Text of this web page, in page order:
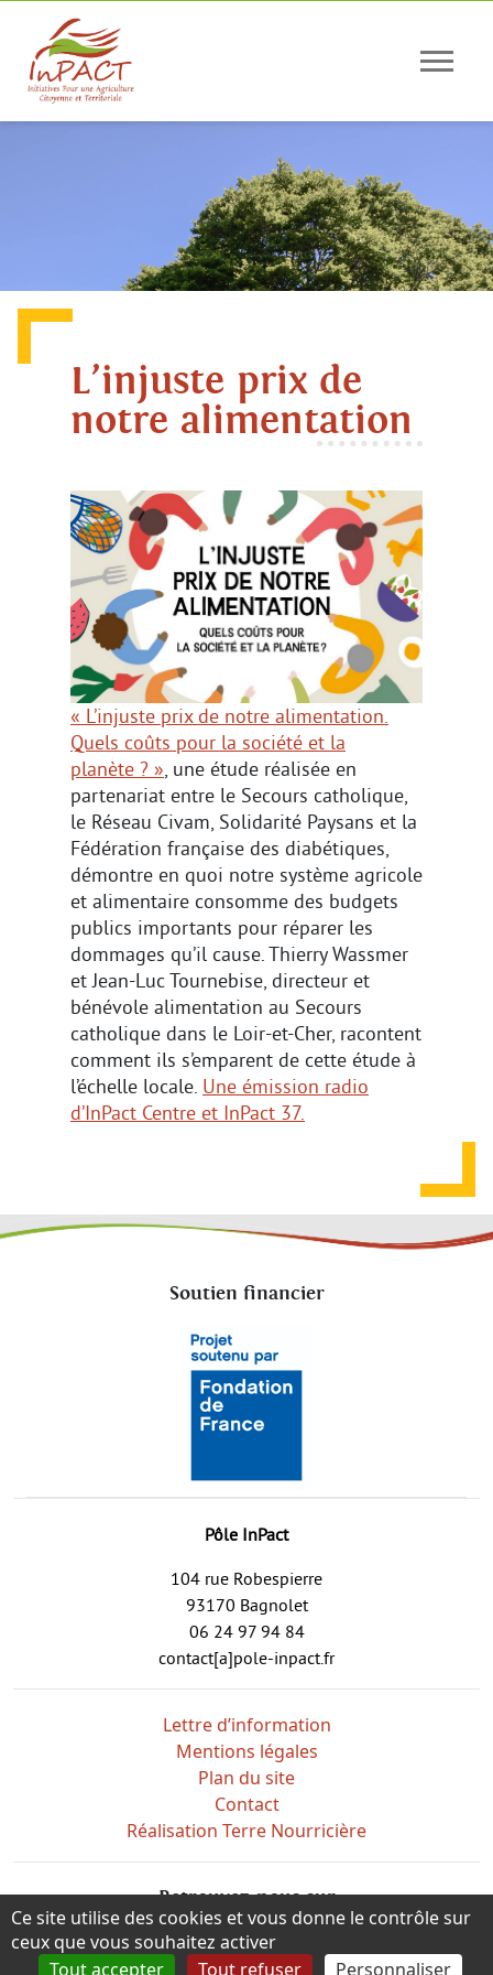
L’injuste prix de
notre alimentation
« L’injuste prix de notre alimentation.
Quels coûts pour la société et la
planète ? », une étude réalisée en
partenariat entre le Secours catholique,
le Réseau Civam, Solidarité Paysans et la
Fédération française des diabétiques,
démontre en quoi notre système agricole
et alimentaire consomme des budgets
publics importants pour réparer les
dommages qu’il cause. Thierry Wassmer
et Jean-Luc Tournebise, directeur et
bénévole alimentation au Secours
catholique dans le Loir-et-Cher, racontent
comment ils s’emparent de cette étude à
l’échelle locale. Une émission radio
d’InPact Centre et InPact 37.
Soutien financier
Pôle InPact
104 rue Robespierre
93170 Bagnolet
06 24 97 94 84
contact[a]pole-inpact.fr
Lettre d’information
Mentions légales
Plan du site
Contact
Réalisation Terre Nourricière
Retrouvez-nous sur
Panneau de gestion des cookies
Ce site utilise des cookies et vous donne le contrôle sur
ceux que vous souhaitez activer
Tout accepter
Tout refuser Personnaliser